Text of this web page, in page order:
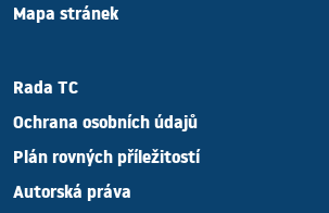
Mapa stránek
Rada TC
Ochrana osobních údajů
Plán rovných příležitostí
Autorská práva